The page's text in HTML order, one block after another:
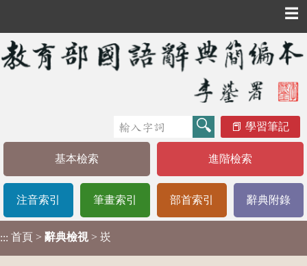
☰
學習筆記
基本檢索 進階檢索
注音索引 筆畫索引 部首索引 辭典附錄
::: 首頁 > 辭典檢視 > 崁